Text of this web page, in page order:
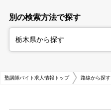
別の検索方法で探す
栃木県から探す
塾講師バイト求人情報トップ 路線から探す